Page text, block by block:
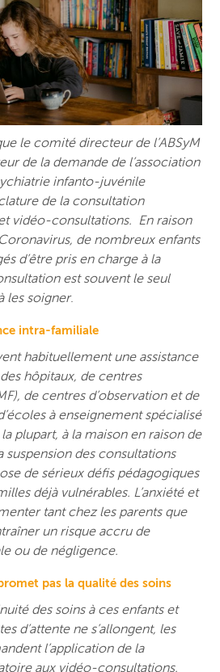
le comité directeur de l’ABSyM
de la demande de l’association
infanto-juvénile
de la consultation
vidéo-consultations. En raison
de nombreux enfants
d’être pris en charge à la
est souvent le seul
les soigner.
intra-familiale
habituellement une assistance
hôpitaux, de centres
de centres d’observation et de
à enseignement spécialisé
plupart, à la maison en raison de
suspension des consultations
de sérieux défis pédagogiques
déjà vulnérables. L’anxiété et
tant chez les parents que
un risque accru de
ou de négligence.
pas la qualité des soins
des soins à ces enfants et
d’attente ne s’allongent, les
l’application de la
aux vidéo-consultations.